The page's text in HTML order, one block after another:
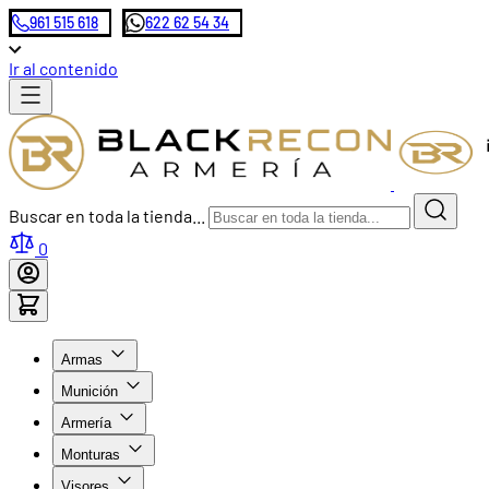
961 515 618 622 62 54 34
Ir al contenido
Buscar en toda la tienda...
0
Armas
Munición
Armería
Monturas